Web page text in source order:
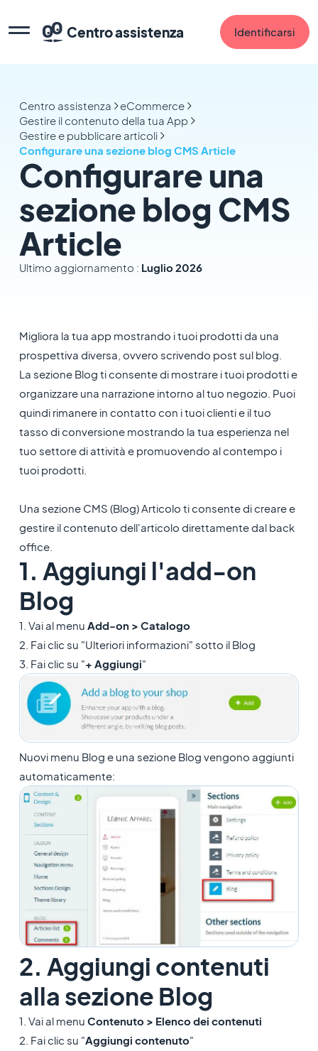
Centro assistenza Identificarsi
Centro assistenza
eCommerce
Gestire il contenuto della tua App
Gestire e pubblicare articoli
Configurare una sezione blog CMS Article
Configurare una
sezione blog CMS
Article
Ultimo aggiornamento : Luglio 2026
Migliora la tua app mostrando i tuoi prodotti da una
prospettiva diversa, ovvero scrivendo post sul blog.
La sezione Blog ti consente di mostrare i tuoi prodotti e
organizzare una narrazione intorno al tuo negozio. Puoi
quindi rimanere in contatto con i tuoi clienti e il tuo
tasso di conversione mostrando la tua esperienza nel
tuo settore di attività e promuovendo al contempo i
tuoi prodotti.
Una sezione CMS (Blog) Articolo ti consente di creare e
gestire il contenuto dell'articolo direttamente dal back
office.
1. Aggiungi l'add-on
Blog
1. Vai al menu Add-on > Catalogo
2. Fai clic su "Ulteriori informazioni" sotto il Blog
3. Fai clic su "+ Aggiungi"
Nuovi menu Blog e una sezione Blog vengono aggiunti
automaticamente:
2. Aggiungi contenuti
alla sezione Blog
1. Vai al menu Contenuto > Elenco dei contenuti
2. Fai clic su "Aggiungi contenuto"